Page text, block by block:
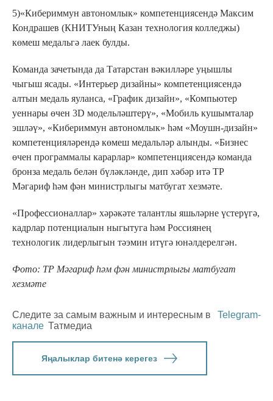
5)«Кибериммун автономлык» компетенциясендә Максим
Кондрашев (КНИТУның Казан технология колледжы)
көмеш медальгә лаек булды.
Команда зачетында да Татарстан вәкилләре уңышлы
чыгыш ясады. «Интерьер дизайны» компетенциясендә
алтын медаль яуланса, «График дизайн», «Компьютер
уеннары өчен 3D модельләштерү», «Мобиль кушымталар
эшләү», «Кибериммун автономлык» һәм «Моушн-дизайн»
компетенцияләрендә көмеш медальләр алынды. «Бизнес
өчен программалы карарлар» компетенциясендә команда
бронза медаль белән бүләкләнде, дип хәбәр итә ТР
Мәгариф һәм фән министрлыгы матбугат хезмәте.
«Профессионаллар» хәрәкәте талантлы яшьләрне үстерүгә,
кадрлар потенциалын ныгытуга һәм Россиянең
технологик лидерлыгын тәэмин итүгә юнәлдерелгән.
Фото: ТР Мәгариф һәм фән министрлыгы матбугат
хезмәте
Следите за самым важным и интересным в
Telegram-
канале Татмедиа
Яңалыклар битенә керегез